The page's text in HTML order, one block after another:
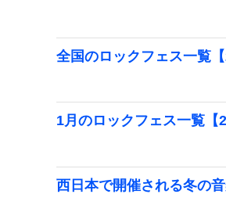
全国のロックフェス一覧【
1月のロックフェス一覧【
西日本で開催される冬の音